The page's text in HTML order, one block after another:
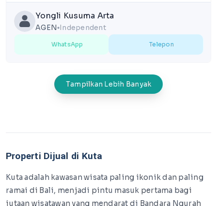
Yongli Kusuma Arta
AGEN lens Independent
WhatsApp Telepon
Tampilkan Lebih Banyak
Properti Dijual di Kuta
Kuta adalah kawasan wisata paling ikonik dan paling
ramai di Bali, menjadi pintu masuk pertama bagi
jutaan wisatawan yang mendarat di Bandara Ngurah